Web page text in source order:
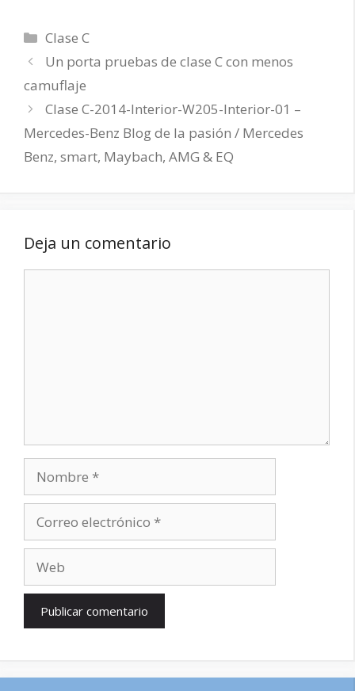
Categorías
Clase C
Un porta pruebas de clase C con menos
camuflaje
Clase C-2014-Interior-W205-Interior-01 –
Mercedes-Benz Blog de la pasión / Mercedes
Benz, smart, Maybach, AMG & EQ
Deja un comentario
electrónico